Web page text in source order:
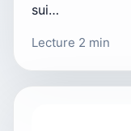
sui…
Lecture 2 min